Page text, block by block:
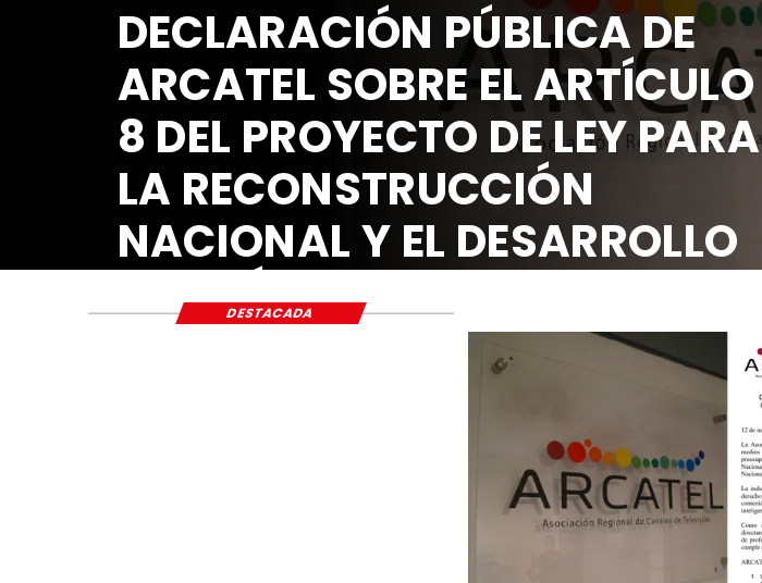
DECLARACIÓN PÚBLICA DE
ARCATEL SOBRE EL ARTÍCULO
8 DEL PROYECTO DE LEY PARA
LA RECONSTRUCCIÓN
NACIONAL Y EL DESARROLLO
ECONÓMICO Y SOCIAL
DESTACADA